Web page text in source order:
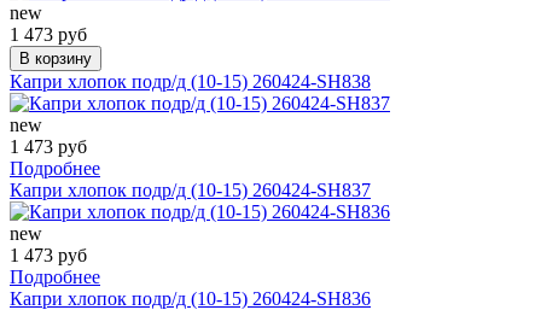
new
1 473 руб
В корзину
Капри хлопок подр/д (10-15) 260424-SH838
new
1 473 руб
Подробнее
Капри хлопок подр/д (10-15) 260424-SH837
new
1 473 руб
Подробнее
Капри хлопок подр/д (10-15) 260424-SH836